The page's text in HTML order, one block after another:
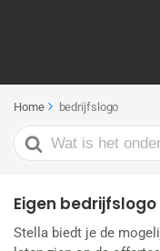
Home bedrijfslogo
Search
For
Eigen
Stella biedt je de